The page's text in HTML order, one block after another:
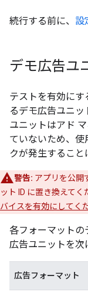
続行する前に、 設
デモ広告ユ
テストを有効にす
るデモ広告ユニ
ユニットはアド
ていないため、使
クが発生すること
警告: アプリを公開
ット ID に置き換えて
バイスを有効にしてく
各フォーマットの
広告ユニットを次
広告フォーマット